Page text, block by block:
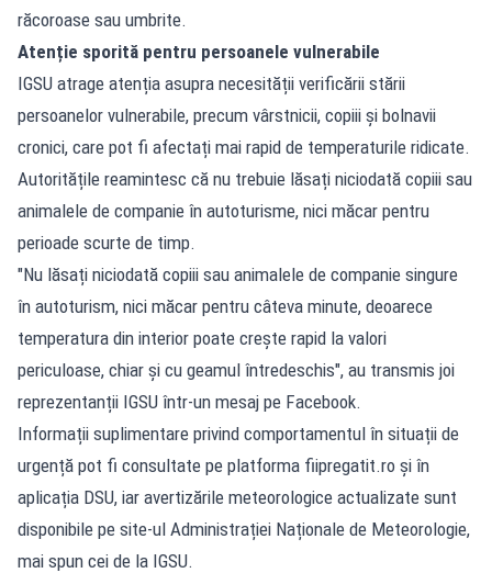
răcoroase sau umbrite.
Atenție sporită pentru persoanele vulnerabile
IGSU atrage atenția asupra necesității verificării stării
persoanelor vulnerabile, precum vârstnicii, copiii și bolnavii
cronici, care pot fi afectați mai rapid de temperaturile ridicate.
Autoritățile reamintesc că nu trebuie lăsați niciodată copiii sau
animalele de companie în autoturisme, nici măcar pentru
perioade scurte de timp.
"Nu lăsați niciodată copiii sau animalele de companie singure
în autoturism, nici măcar pentru câteva minute, deoarece
temperatura din interior poate crește rapid la valori
periculoase, chiar și cu geamul întredeschis", au transmis joi
reprezentanții IGSU într-un mesaj pe Facebook.
Informații suplimentare privind comportamentul în situații de
urgență pot fi consultate pe platforma fiipregatit.ro și în
aplicația DSU, iar avertizările meteorologice actualizate sunt
disponibile pe site-ul Administrației Naționale de Meteorologie,
mai spun cei de la IGSU.